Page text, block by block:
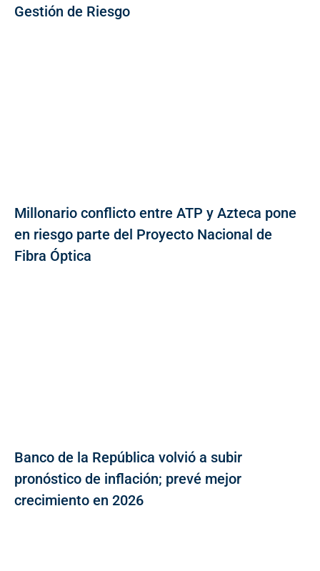
Gestión de Riesgo
Millonario conflicto entre ATP y Azteca pone
en riesgo parte del Proyecto Nacional de
Fibra Óptica
Banco de la República volvió a subir
pronóstico de inflación; prevé mejor
crecimiento en 2026